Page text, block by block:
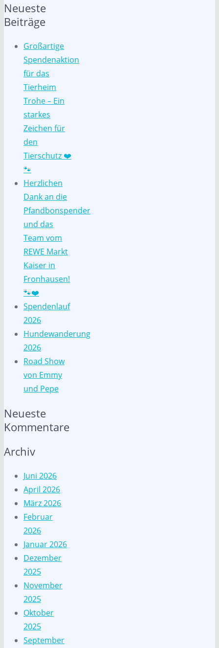
Neueste
Beiträge
Großartige
Spendenaktion
für das
Tierheim
Trohe – Ein
starkes
Zeichen für
den
Tierschutz ❤️
🐾
Herzlichen
Dank an die
Pfandbonspender
und das
Team vom
REWE Markt
Kaiser in
Fronhausen!
🐾❤️
Spendenlauf
2026
Hundewanderung
2026
Road Show
von Emmy
und Pepe
Neueste
Kommentare
Archiv
Juni 2026
April 2026
März 2026
Februar
2026
Januar 2026
Dezember
2025
November
2025
Oktober
2025
September